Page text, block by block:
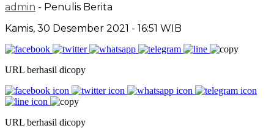
admin - Penulis Berita
Kamis, 30 Desember 2021 - 16:51 WIB
URL berhasil dicopy
URL berhasil dicopy